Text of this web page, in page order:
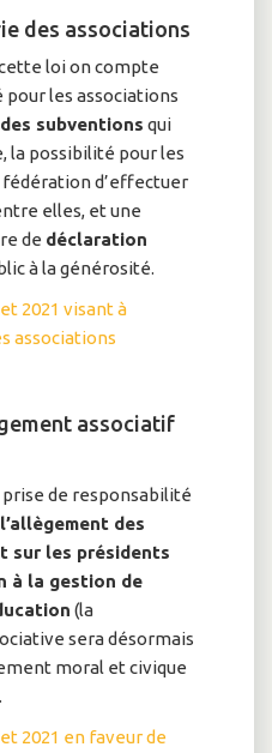
des associations
loi on compte
les associations
subventions qui
la possibilité pour les
fédération d’effectuer
elles, et une
de déclaration
à la générosité.
2021 visant à
associations
associatif
prise de responsabilité
l’allègement des
sur les présidents
à la gestion de
(la
sera désormais
moral et civique
2021 en faveur de